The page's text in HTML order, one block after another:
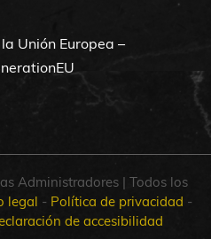
Unión Europea –
Administradores | Todos los
legal - Política de privacidad -
de accesibilidad